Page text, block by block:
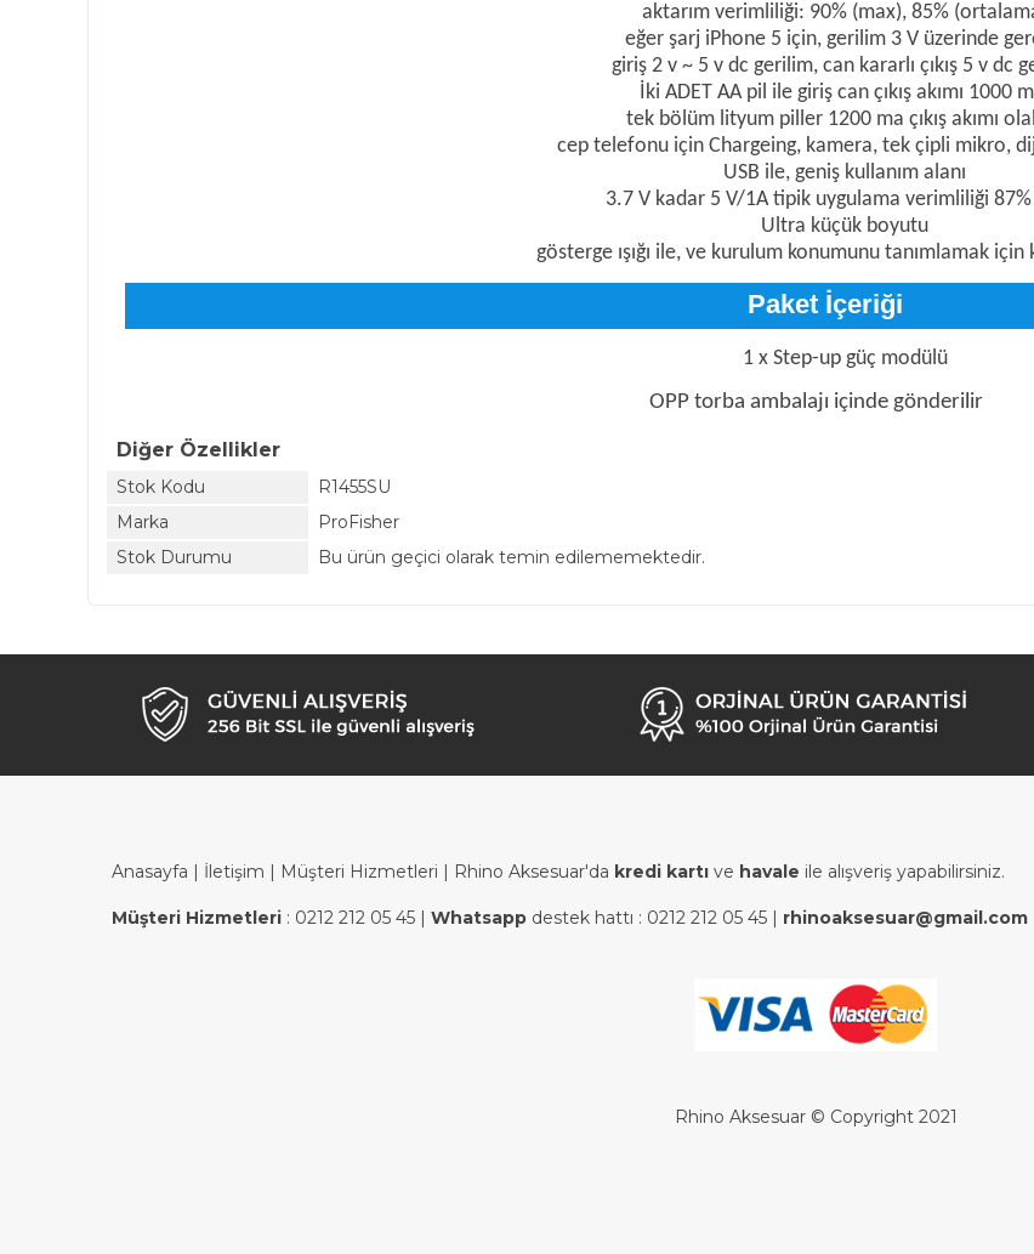
aktarım verimliliği: 90% (max), 85%
eğer şarj iPhone 5 için, gerilim 3 V üzerinde
giriş 2 v ~ 5 v dc gerilim, can kararlı çıkış 5 v dc
İki ADET AA pil ile giriş can çıkış akımı 1000
tek bölüm lityum piller 1200 ma çıkış akımı
cep telefonu için Chargeing, kamera, tek çipli mikro,
USB ile, geniş kullanım alanı
3.7 V kadar 5 V/1A tipik uygulama verimliliği 87%
Ultra küçük boyutu
gösterge ışığı ile, ve kurulum konumunu tanımlamak
Paket İçeriği
1 x Step-up güç modülü
OPP torba ambalajı içinde gönderilir
Diğer Özellikler
Stok Kodu
R1455SU
Marka
ProFisher
Stok Durumu
Bu ürün geçici olarak temin edilememektedir.
Anasayfa | İletişim | Müşteri Hizmetleri | Rhino Aksesuar'da kredi kartı ve havale ile alışveriş yapabilirsiniz.
Müşteri Hizmetleri : 0212 212 05 45 | Whatsapp destek hattı : 0212 212 05 45 | rhinoaksesuar@gmail.com
Rhino Aksesuar © Copyright 2021